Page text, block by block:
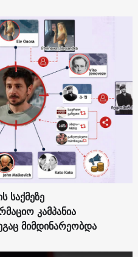
საქმეზე
კამპანია
მიმდინარეობდა